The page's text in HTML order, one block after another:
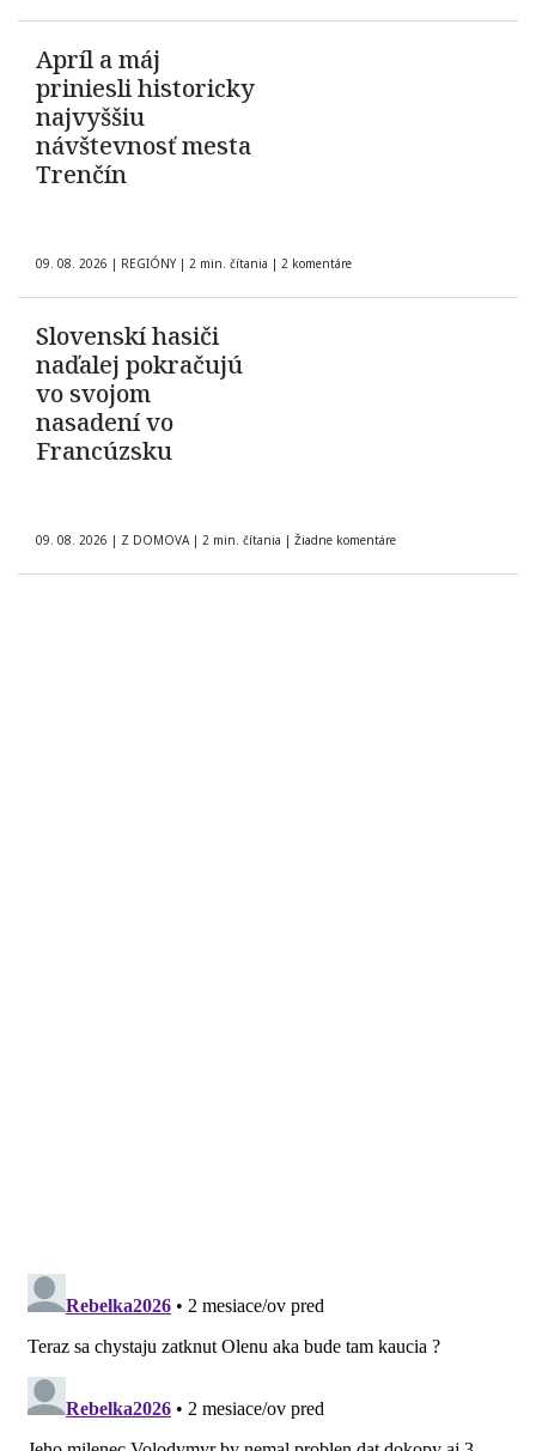
Apríl a máj
priniesli historicky
najvyššiu
návštevnosť mesta
Trenčín
09. 08. 2026 | REGIÓNY | 2 min. čítania | 2 komentáre
Slovenskí hasiči
naďalej pokračujú
vo svojom
nasadení vo
Francúzsku
09. 08. 2026 | Z DOMOVA | 2 min. čítania | Žiadne komentáre